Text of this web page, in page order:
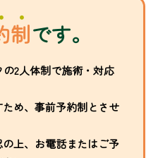
制です。
2人体制で施術・対応
め、事前予約制とさせ
上、お電話またはご予